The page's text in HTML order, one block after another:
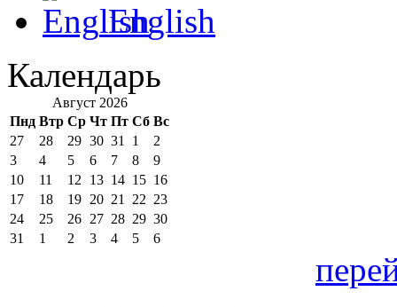
English
Календарь
Август 2026
Пнд Втр Ср Чт Пт Сб Вс
27
28 29 30 31 1
2
3
4 5 6 7 8
9
10
11 12 13 14 15 16
17
18 19 20 21 22 23
24
25 26 27 28 29 30
31
1 2 3 4 5 6